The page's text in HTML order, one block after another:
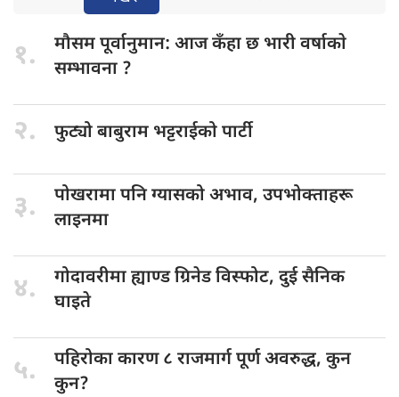
१. मौसम पूर्वानुमान: आज कँहा छ भारी वर्षाकाे
सम्भावना ?
२. फुट्यो बाबुराम भट्टराईको पार्टी
३. पोखरामा पनिग्यासको अभाव, उपभोक्ताहरू
लाइनमा
४. गोदावरीमा ह्याण्डग्रिनेड विस्फोट, दुई सैनिक
घाइते
५. पहिरोका कारण८ राजमार्ग पूर्ण अवरुद्ध, कुन
कुन?